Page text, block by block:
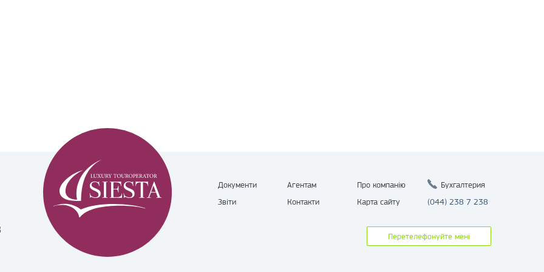
Документи Агентам
Про компанію
Звіти
Контакти Карта сайту
Бухгалтерия
(044) 238 7 238
Перетелефонуйте мені